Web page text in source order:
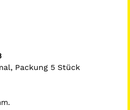
Packung 5 Stück